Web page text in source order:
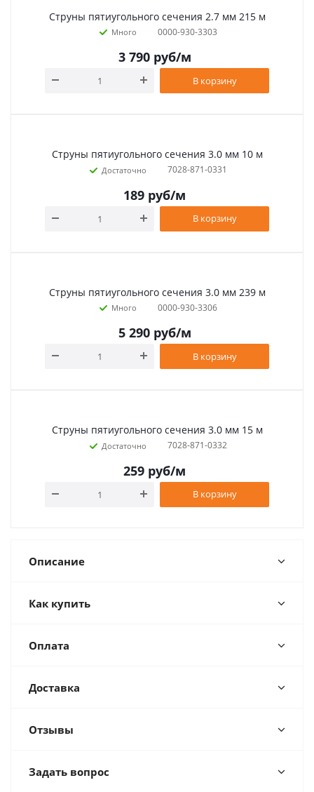
Струны пятиугольного сечения 2.7 мм 215 м
Много 0000-930-3303
3 790руб/м
В корзину
Струны пятиугольного сечения 3.0 мм 10 м
Достаточно 7028-871-0331
189 руб/м
В корзину
Струны пятиугольного сечения 3.0 мм 239 м
Много 0000-930-3306
5 290руб/м
В корзину
Струны пятиугольного сечения 3.0 мм 15 м
Достаточно 7028-871-0332
259 руб/м
В корзину
Описание
Как купить
Оплата
Доставка
Отзывы
Задать вопрос